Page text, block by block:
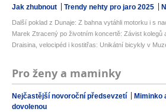
Jak zhubnout Trendy nehty pro jaro 2025
Další poklad z Dunaje: Z bahna vytáhli motorku i s
Marek Ztracený po životním koncertě: Závist kolegů
Draisina, velocipéd i kostitřas: Unikátní bicykly v
Pro ženy a maminky
Nejčastější novoroční předsevzetí Miminko
dovolenou